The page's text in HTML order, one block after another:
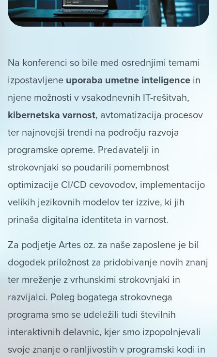
Na konferenci so bile med osrednjimi temami
izpostavljene uporaba umetne inteligence in
njene možnosti v vsakodnevnih IT-rešitvah,
kibernetska varnost, avtomatizacija procesov
ter najnovejši trendi na področju razvoja
programske opreme. Predavatelji in
strokovnjaki so poudarili pomembnost
optimizacije CI/CD cevovodov, implementacijo
velikih jezikovnih modelov ter izzive, ki jih
prinaša digitalna identiteta in varnost.
Za podjetje Artes oz. za naše zaposlene je bil
dogodek priložnost za pridobivanje novih znanj
ter mreženje z vrhunskimi strokovnjaki in
razvijalci. Poleg bogatega strokovnega
programa smo se udeležili tudi številnih
interaktivnih delavnic, kjer smo izpopolnjevali
svoje znanje o ranljivostih v programski kodi in